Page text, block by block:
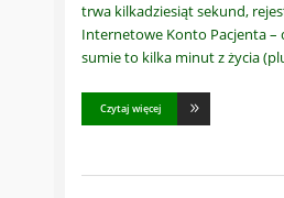
trwa kilkadziesiąt sekund,
Internetowe Konto Pacjenta –
sumie to kilka minut z życia
Czytaj więcej